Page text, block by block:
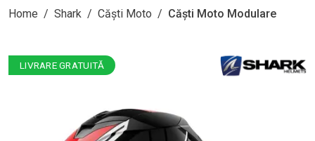
Home / Shark / Căști Moto / Căști Moto Modulare
LIVRARE GRATUITĂ